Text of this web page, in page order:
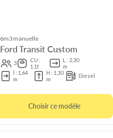
6m3 manuelle
Ford Transit Custom
3
CU :
1,1t
L : 2,30
m
l : 1,64
m
H : 1,30
m
Diesel
Choisir ce modèle